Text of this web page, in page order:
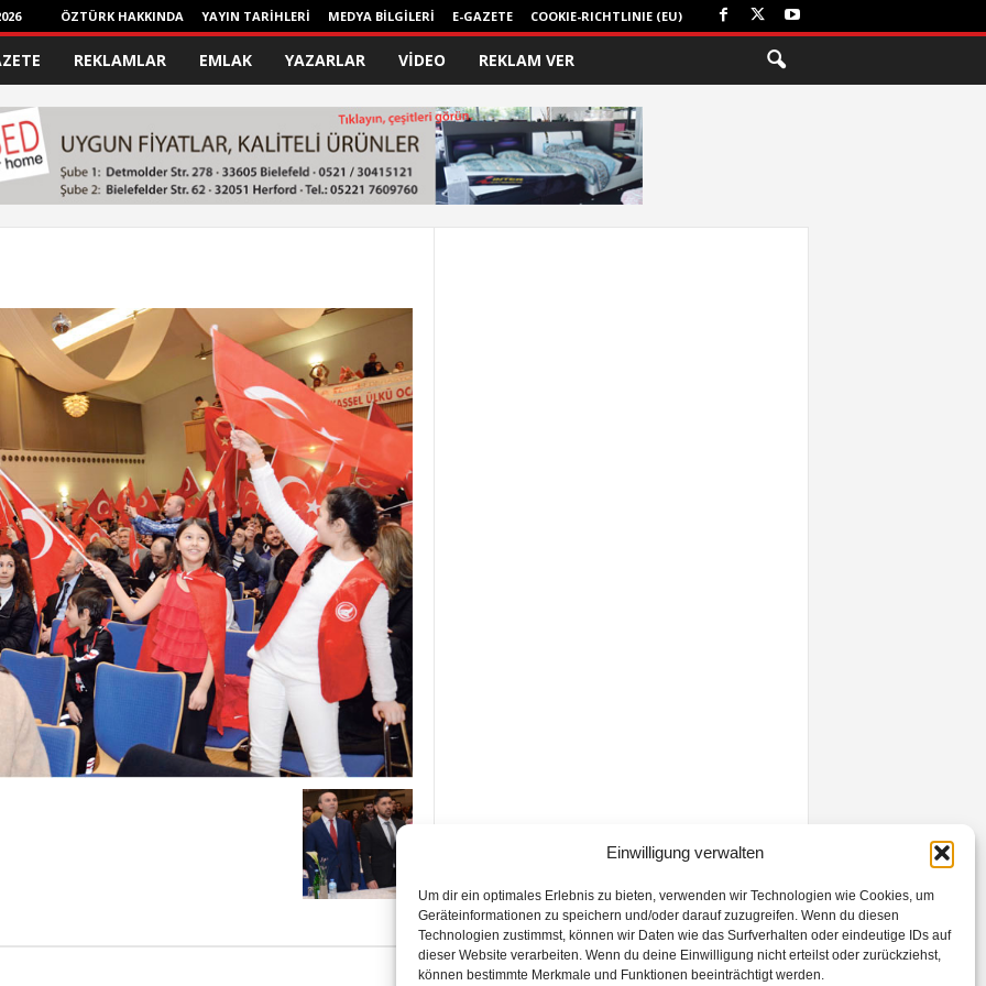
Einwilligung verwalten
Um dir ein optimales Erlebnis zu bieten, verwenden wir Technologien wie Cookies, um
Geräteinformationen zu speichern und/oder darauf zuzugreifen. Wenn du diesen
Technologien zustimmst, können wir Daten wie das Surfverhalten oder eindeutige IDs auf
dieser Website verarbeiten. Wenn du deine Einwilligung nicht erteilst oder zurückziehst,
können bestimmte Merkmale und Funktionen beeinträchtigt werden.
ÖZTÜRK HAKKINDA YAYIN TARİHLERİ MEDYA BİLGİLERİ E-GAZETE COOKIE-RICHTLINIE (EU)
REKLAMLAR EMLAK YAZARLAR VİDEO REKLAM VER
Kontakt Datenschutzerklärung Impressum